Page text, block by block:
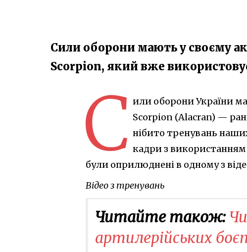
Сили оборони мають у своєму
Scorpion, який вже
С или оборони України
Scorpion (Alacran) —
нібито тренувань
кадри з використанням
були оприлюднені в одному з
Відео з тренувань
Читайте також:
артилерійських